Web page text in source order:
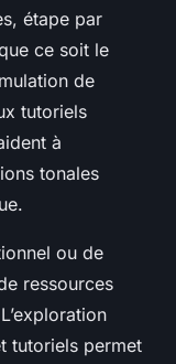
étape par
ce soit le
de
tutoriels
à
tonales
ou de
ressources
tutoriels permet